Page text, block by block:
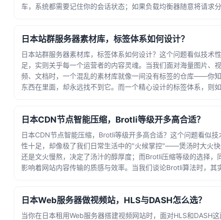
车，系统都需要记住你的会话状态；如果负载均衡器随意将请求
日本站群服务器素材库，标签体系如何设计？
日本站群服务器素材库，标签体系如何设计？这个问题看似技术
足，实则关乎每一个运营者的内容灵魂。当我们面对海量图片、视
频、文档时，一个混乱的素材库就像一间没有标签的仓库——你
东西在里面，却永远找不到它。而一个精心设计的标签体系，则
日本CDN节点智能压缩，Brotli等级开多高合适？
日本CDN节点智能压缩，Brotli等级开多高合适？这个问题看似技
性十足，却像极了我们日常生活中的"火候掌控"——煲汤时大火
还是文火慢熬，决定了汤汁的醇厚度；而Brotli压缩等级的选择，
影响着网站内容传输的质感与效率。当我们谈论Brotli算法时，其
日本Web服务器做视频站，HLS与DASH怎么选？
当你在日本租用Web服务器搭建视频网站时，面对HLS和DASH这